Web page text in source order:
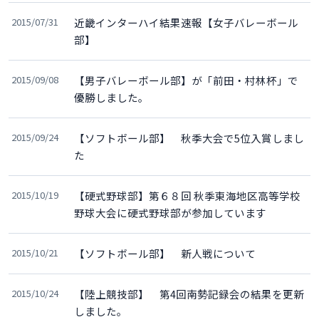
2015/07/31
近畿インターハイ結果速報【女子バレーボール
部】
2015/09/08
【男子バレーボール部】が「前田・村林杯」で
優勝しました。
2015/09/24
【ソフトボール部】 秋季大会で5位入賞しまし
た
2015/10/19
【硬式野球部】第６８回 秋季東海地区高等学校
野球大会に硬式野球部が参加しています
2015/10/21 【ソフトボール部】 新人戦について
2015/10/24
【陸上競技部】 第4回南勢記録会の結果を更新
しました。